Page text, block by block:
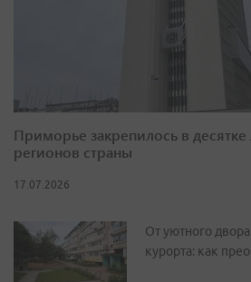
Приморье закрепилось в
регионов страны
17.07.2026
От уютного
курорта: как